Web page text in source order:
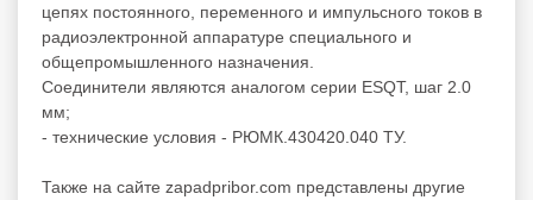
цепях постоянного, переменного и импульсного токов в
радиоэлектронной аппаратуре специального и
общепромышленного назначения.
Соединители являются аналогом серии ESQT, шаг 2.0
мм;
- технические условия - РЮМК.430420.040 ТУ.
Также на сайте zapadpribor.com представлены другие